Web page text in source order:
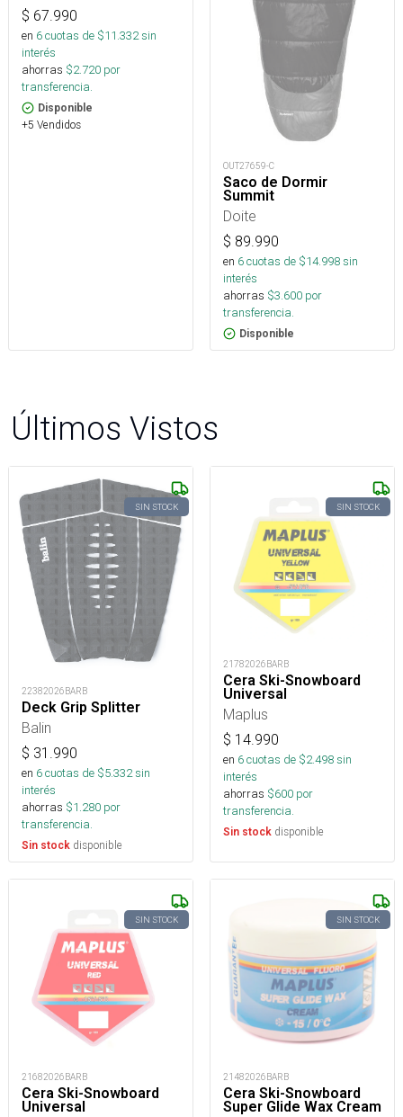
$ 67.990
en 6cuotas de $11.332sin
interés
ahorras $2.720 por
transferencia.
Disponible
+5 Vendidos
OUT27659-C
Saco de Dormir
Summit
Doite
$ 89.990
en 6cuotas de $14.998sin
interés
ahorras $3.600 por
transferencia.
Disponible
Últimos Vistos
SIN STOCK
22382026BARB
Deck Grip Splitter
Balin
$ 31.990
en 6cuotas de $5.332sin
interés
ahorras $1.280 por
transferencia.
Sin stock disponible
SIN STOCK
21782026BARB
Cera Ski-Snowboard
Universal
Maplus
$ 14.990
en 6cuotas de $2.498sin
interés
ahorras $600 por
transferencia.
Sin stock disponible
SIN STOCK
21682026BARB
Cera Ski-Snowboard
Universal
SIN STOCK
21482026BARB
Cera Ski-Snowboard
Super Glide Wax Cream